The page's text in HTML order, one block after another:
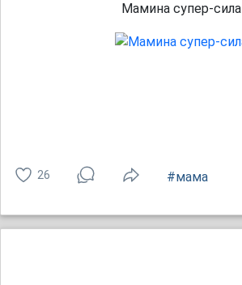
Мамина супер-сила
26 #мама